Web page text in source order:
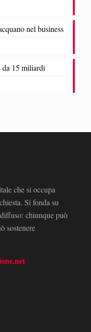
nel business
da 15 miliardi
che si occupa
Si fonda su
chiunque può
sostenere